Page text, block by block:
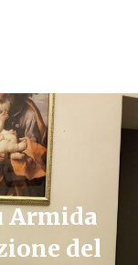
Armida
del